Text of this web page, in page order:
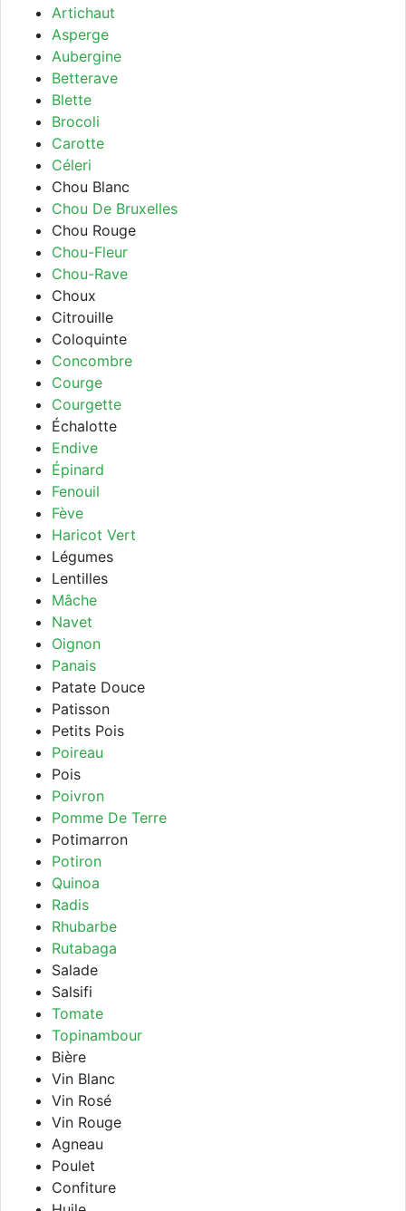
Artichaut
Asperge
Aubergine
Betterave
Blette
Brocoli
Carotte
Céleri
Chou Blanc
Chou De Bruxelles
Chou Rouge
Chou-Fleur
Chou-Rave
Choux
Citrouille
Coloquinte
Concombre
Courge
Courgette
Échalotte
Endive
Épinard
Fenouil
Fève
Haricot Vert
Légumes
Lentilles
Mâche
Navet
Oignon
Panais
Patate Douce
Patisson
Petits Pois
Poireau
Pois
Poivron
Pomme De Terre
Potimarron
Potiron
Quinoa
Radis
Rhubarbe
Rutabaga
Salade
Salsifi
Tomate
Topinambour
Bière
Vin Blanc
Vin Rosé
Vin Rouge
Agneau
Poulet
Confiture